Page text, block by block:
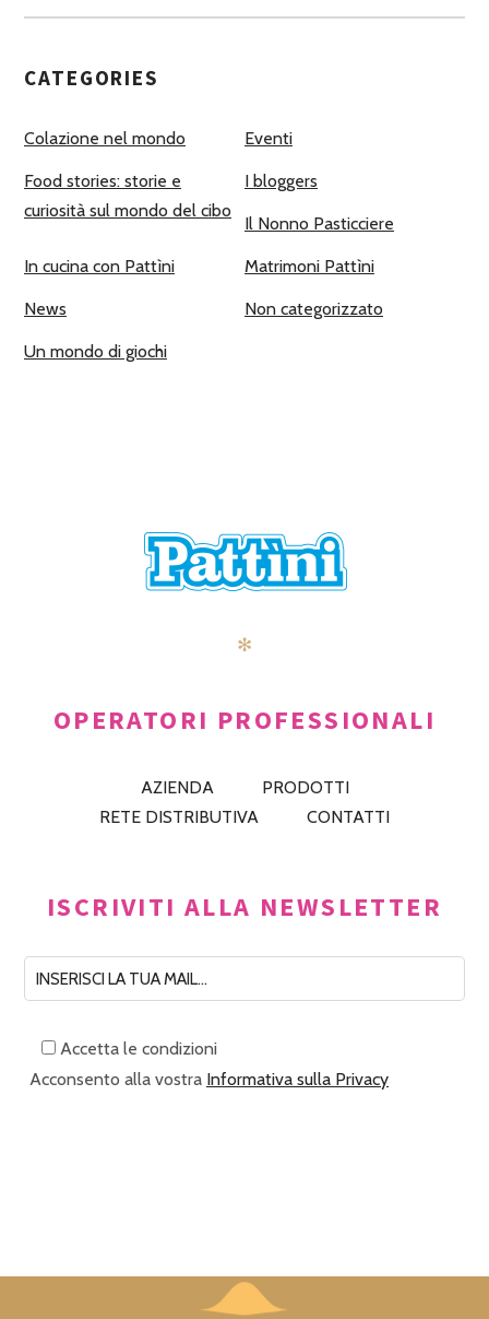
CATEGORIES
Colazione nel mondo Eventi
Food stories: storie e
curiosità sul mondo del cibo
I bloggers
Il Nonno Pasticciere
In cucina con Pattìni Matrimoni Pattìni
News Non categorizzato
Un mondo di giochi
✻
OPERATORI PROFESSIONALI
AZIENDA
PRODOTTI
RETE DISTRIBUTIVA
CONTATTI
ISCRIVITI ALLA NEWSLETTER
Accetta le condizioni
Acconsento alla vostra Informativa sulla Privacy